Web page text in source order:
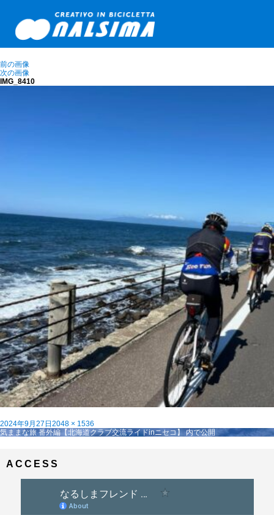
前の画像
次の画像
IMG_8410
投
稿
2024年9月27日 フ
ル
2048 × 1536
投
ゲ
気ままな旅 番外編【北海道クラブ交流ライドinニセコ】 内で公開
ACCESS